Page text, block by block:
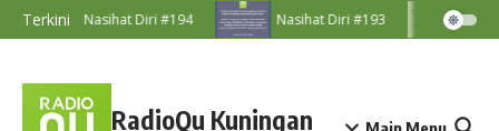
Lewati ke konten
Terkini Nasihat Diri #194 Nasihat Diri #193
RadioQu Kuningan